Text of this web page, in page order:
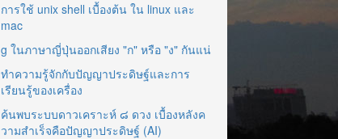
การใช้ unix shell เบื้องต้น ใน linux และ
mac
g ในภาษาญี่ปุ่นออกเสียง "ก" หรือ "ง" กันแน่
ทำความรู้จักกับปัญญาประดิษฐ์และการ
เรียนรู้ของเครื่อง
ค้นพบระบบดาวเคราะห์ ๘ ดวง เบื้องหลังค
วามสำเร็จคือปัญญาประดิษฐ์ (AI)